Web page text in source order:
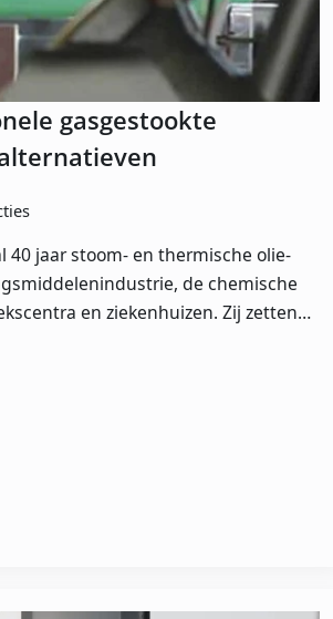
gasgestookte
40 jaar stoom- en thermische olie-
de chemische
en ziekenhuizen. Zij zetten…